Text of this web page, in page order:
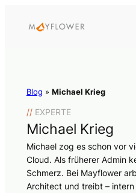
Blog » Michael Krieg
//EXPERTE
Michael Krieg
Michael zog es schon vor
Cloud. Als früherer Admin
Schmerz. Bei Mayflower
Architect und treibt –